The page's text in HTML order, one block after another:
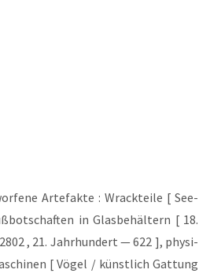
Arte­fak­te : Wrack­tei­le [ See­
in Glas­be­häl­tern [ 18.
, 21. Jahr­hun­dert — 622 ], phy­si­
[ Vögel / künst­lich Gat­tung